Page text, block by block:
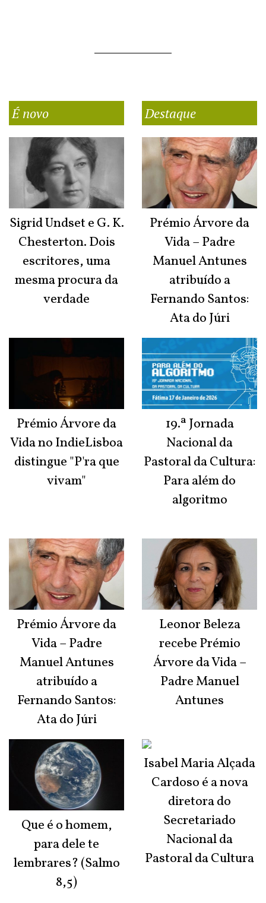
É novo
Sigrid Undset e G. K.
Chesterton. Dois
escritores, uma
mesma procura da
verdade
Prémio Árvore da
Vida no IndieLisboa
distingue "P'ra que
vivam"
Prémio Árvore da
Vida – Padre
Manuel Antunes
atribuído a
Fernando Santos:
Ata do Júri
Que é o homem,
para dele te
lembrares? (Salmo
8,5)
Destaque
Prémio Árvore da
Vida – Padre
Manuel Antunes
atribuído a
Fernando Santos:
Ata do Júri
19.ª Jornada
Nacional da
Pastoral da Cultura:
Para além do
algoritmo
Leonor Beleza
recebe Prémio
Árvore da Vida –
Padre Manuel
Antunes
Isabel Maria Alçada
Cardoso é a nova
diretora do
Secretariado
Nacional da
Pastoral da Cultura